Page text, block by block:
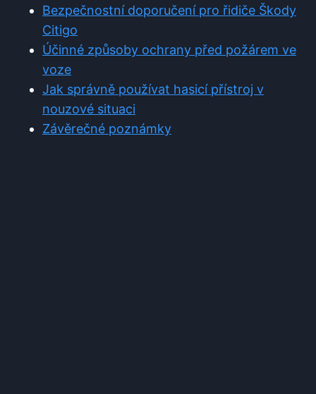
Bezpečnostní doporučení pro řidiče Škody
Citigo
Účinné způsoby ochrany před požárem ve
voze
Jak správně používat hasicí přístroj v
nouzové situaci
Závěrečné poznámky